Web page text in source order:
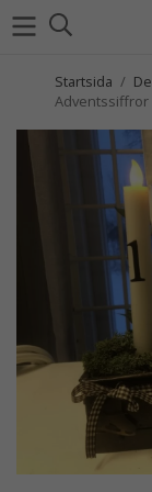
Startsida /
Adventssiffror